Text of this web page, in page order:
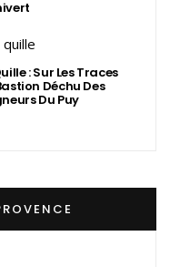
: Sur Les Traces
Déchu Des
Du Puy